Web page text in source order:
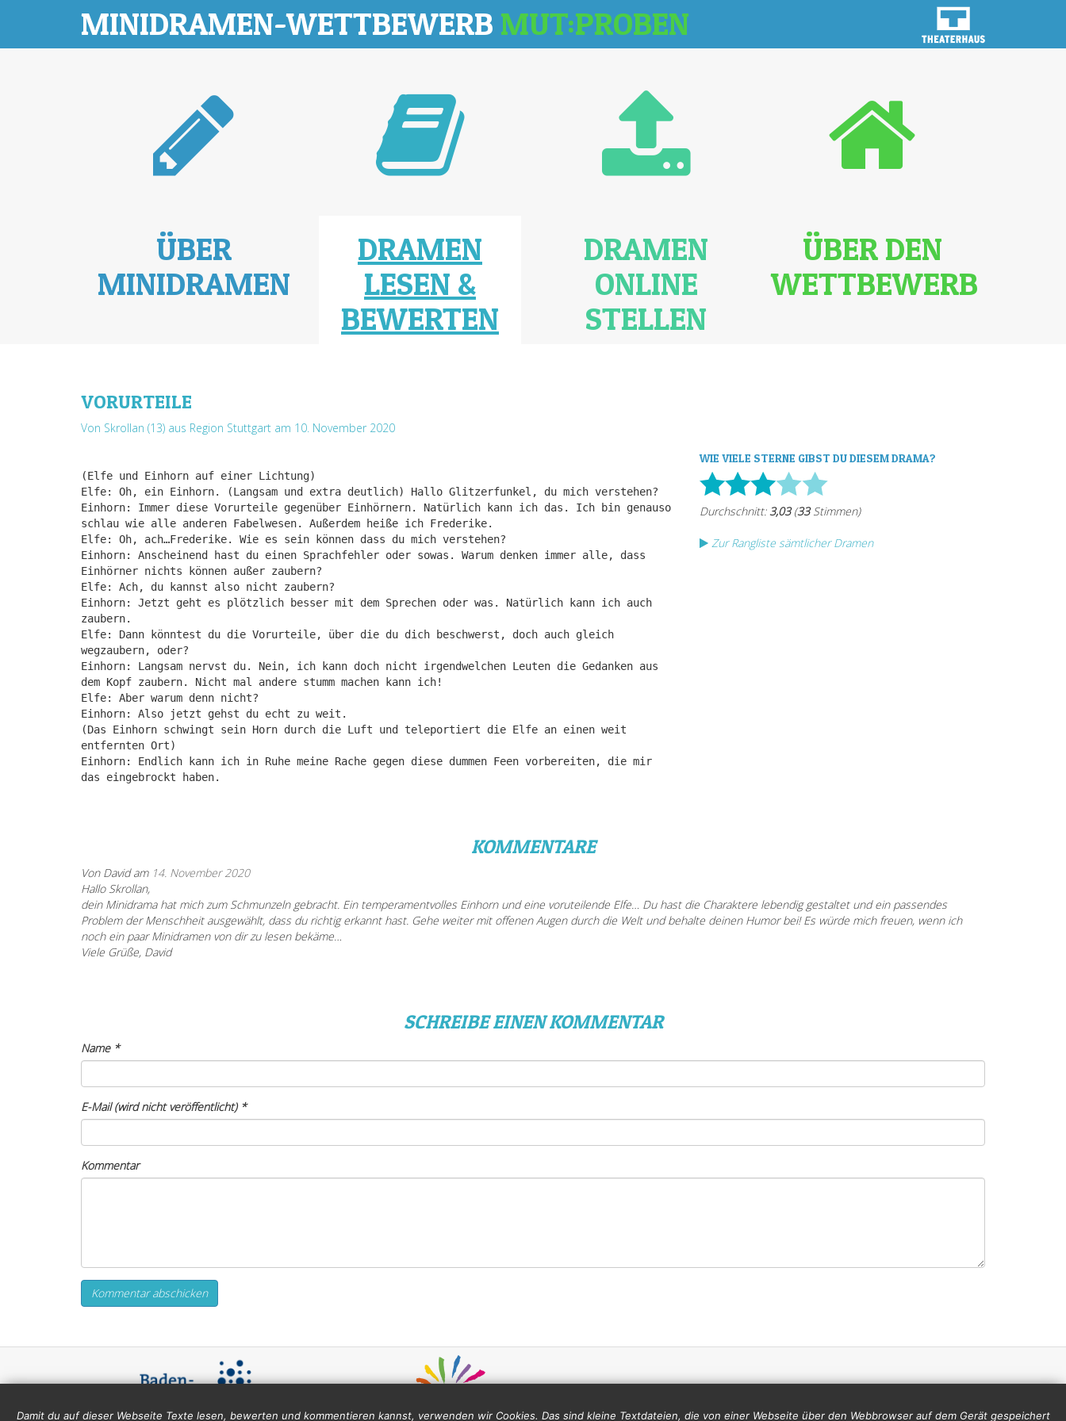
MINIDRAMEN-WETTBEWERB MUT:PROBEN
ÜBER
MINIDRAMEN
DRAMEN
LESEN &
BEWERTEN
DRAMEN
ONLINE
STELLEN
ÜBER DEN
WETTBEWERB
VORURTEILE
Von Skrollan (13) aus Region Stuttgart am 10. November 2020
(Elfe und Einhorn auf einer Lichtung)
Elfe: Oh, ein Einhorn. (Langsam und extra deutlich) Hallo Glitzerfunkel, du mich verstehen?
Einhorn: Immer diese Vorurteile gegenüber Einhörnern. Natürlich kann ich das. Ich bin genauso
schlau wie alle anderen Fabelwesen. Außerdem heiße ich Frederike.
Elfe: Oh, ach…Frederike. Wie es sein können dass du mich verstehen?
Einhorn: Anscheinend hast du einen Sprachfehler oder sowas. Warum denken immer alle, dass
Einhörner nichts können außer zaubern?
Elfe: Ach, du kannst also nicht zaubern?
Einhorn: Jetzt geht es plötzlich besser mit dem Sprechen oder was. Natürlich kann ich auch
zaubern.
Elfe: Dann könntest du die Vorurteile, über die du dich beschwerst, doch auch gleich
wegzaubern, oder?
Einhorn: Langsam nervst du. Nein, ich kann doch nicht irgendwelchen Leuten die Gedanken aus
dem Kopf zaubern. Nicht mal andere stumm machen kann ich!
Elfe: Aber warum denn nicht?
Einhorn: Also jetzt gehst du echt zu weit.
(Das Einhorn schwingt sein Horn durch die Luft und teleportiert die Elfe an einen weit
entfernten Ort)
Einhorn: Endlich kann ich in Ruhe meine Rache gegen diese dummen Feen vorbereiten, die mir
das eingebrockt haben.
WIE VIELE STERNE GIBST DU DIESEM DRAMA?
Zur Rangliste sämtlicher Dramen
KOMMENTARE
Von David am 14. November 2020
Hallo Skrollan,
dein Minidrama hat mich zum Schmunzeln gebracht. Ein temperamentvolles Einhorn und eine voruteilende Elfe… Du hast die Charaktere lebendig gestaltet und ein passendes
Problem der Menschheit ausgewählt, dass du richtig erkannt hast. Gehe weiter mit offenen Augen durch die Welt und behalte deinen Humor bei! Es würde mich freuen, wenn ich
noch ein paar Minidramen von dir zu lesen bekäme…
Viele Grüße, David
SCHREIBE EINEN KOMMENTAR
Name*
E-Mail (wird nicht veröffentlicht)*
Kommentar
Damit du auf dieser Webseite Texte lesen, bewerten und kommentieren kannst, verwenden wir Cookies. Das sind kleine Textdateien, die von einer Webseite über den Webbrowser auf dem Gerät gespeichert